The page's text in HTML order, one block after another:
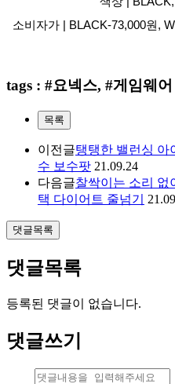
소비자가 | BLACK-73,000원,
tags : #요넥스, #게임웨어
목록
이전글탱탱한 밸런싱 아
수 보수팟 21.09.24
다음글찰싹이는 소리 없
택 다이어트 줄넘기
댓글목록
댓글목록
등록된 댓글이 없습니다.
댓글쓰기